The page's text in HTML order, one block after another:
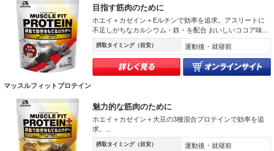
マッスルフィットプロテイン
目指す筋肉のために
ホエイ＋カゼイン＋Eルチンで効率を追求。アスリートに
不足しがちなカルシウム・鉄・を配合 おいしいココア味...
摂取タイミング（目安） 運動後・就寝前
魅力的な筋肉のために
ホエイ＋カゼイン＋大豆の3種混合プロテインで効率を追
求。...
摂取タイミング（目安） 運動後・就寝前